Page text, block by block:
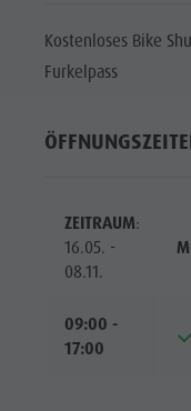
Kostenloses Bike
Furkelpass
ZEITRAUM:
16.05. -
08.11.
09:00 -
17:00